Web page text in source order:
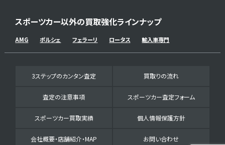
スポーツカー以外の買取強化ラインナップ
AMG ポルシェ フェラーリ ロータス 輸入車専門
3ステップのカンタン査定 買取りの流れ
査定の注意事項 スポーツカー査定フォーム
スポーツカー買取実績 個人情報保護方針
会社概要・店舗紹介・MAP お問い合わせ